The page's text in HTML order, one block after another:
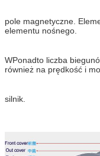
pole magnetyczne.
elementu nośnego.
WPonadto liczba
również na prędkość i
silnik.